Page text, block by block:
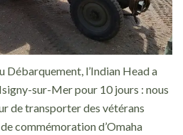
Débarquement, l’Indian Head a
sur-Mer pour 10 jours : nous
de transporter des vétérans
commémoration d’Omaha